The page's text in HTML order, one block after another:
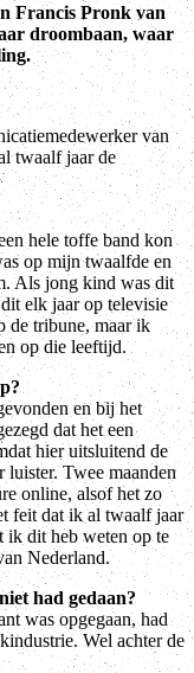
Francis Pronk van
droombaan, waar
van
twaalf jaar de
hele toffe band kon
op mijn twaalfde en
Als jong kind was dit
elk jaar op televisie
de tribune, maar ik
op die leeftijd.
en bij het
dat het een
hier uitsluitend de
Twee maanden
online, alsof het zo
feit dat ik al twaalf jaar
ik dit heb weten op te
Nederland.
had gedaan?
was opgegaan, had
Wel achter de